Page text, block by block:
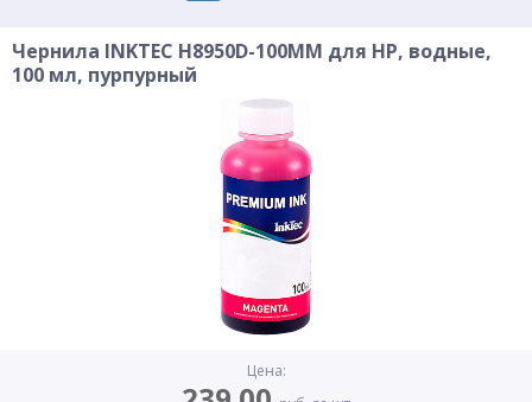
Чернила INKTEC H8950D-100MM для HP, водные,
100 мл, пурпурный
Цена: